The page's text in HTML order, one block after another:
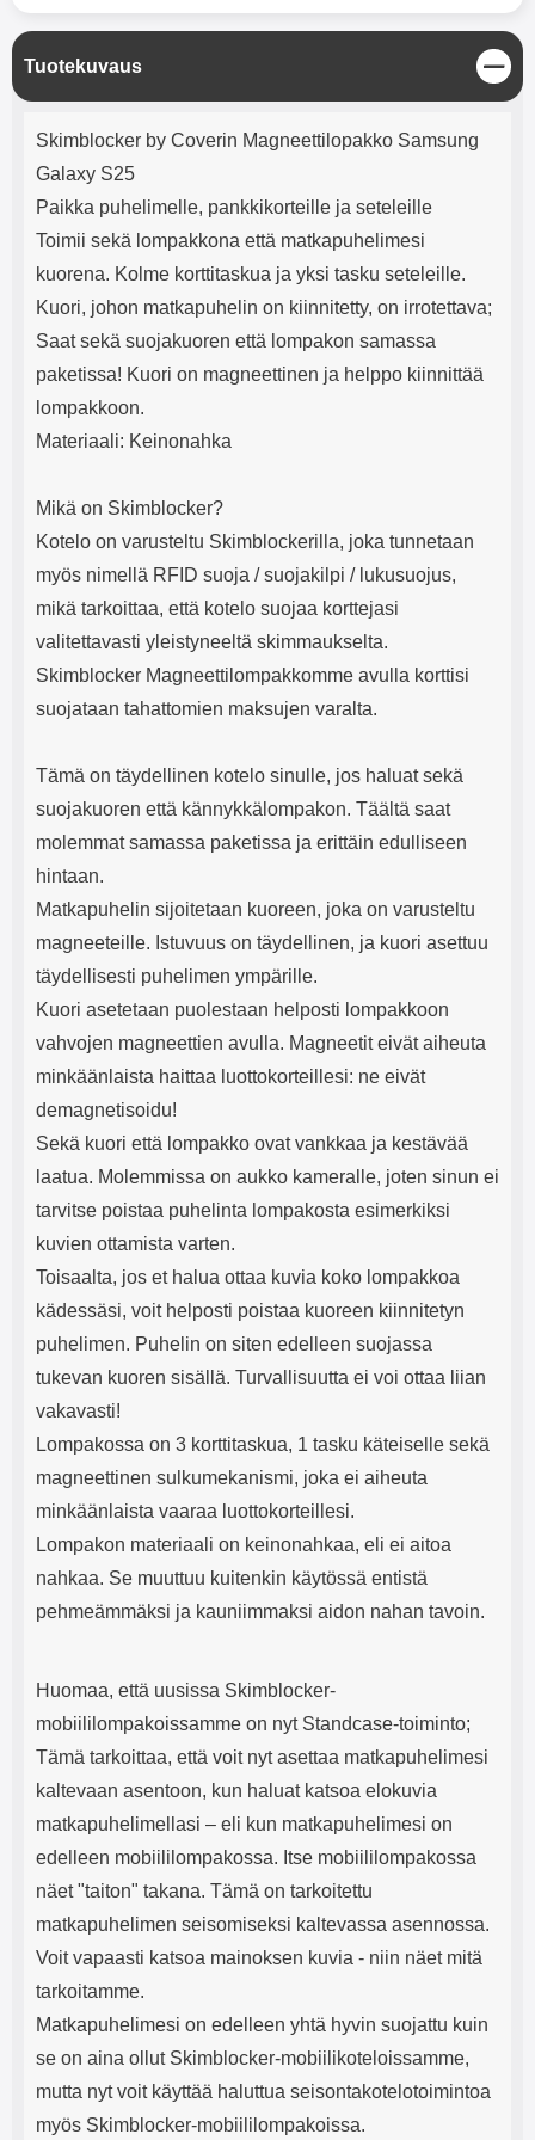
mha Kuunteluaika: noin 4 tuntia
Input: AC100-240V 50/60Hz 0.8A
Max Output: USB: DC5V/3.0A
(15W) 9V/2.0A (18W) 12V/1.5
(18W) Type-C: 5V/3A (PD15W)
9V/2.22A (PD20W)
5V/3A Max Maximum output:
Tuotekuvaus
S
u
l
Tuotekuvaus
Skimblocker by Coverin Magneettilopakko Samsung
Galaxy S25
Paikka puhelimelle, pankkikorteille ja seteleille
Toimii sekä lompakkona että matkapuhelimesi
kuorena. Kolme korttitaskua ja yksi tasku seteleille.
Kuori, johon matkapuhelin on kiinnitetty, on irrotettava;
Saat sekä suojakuoren että lompakon samassa
paketissa! Kuori on magneettinen ja helppo kiinnittää
lompakkoon.
Materiaali: Keinonahka
Mikä on Skimblocker?
Kotelo on varusteltu Skimblockerilla, joka tunnetaan
myös nimellä RFID suoja / suojakilpi / lukusuojus,
mikä tarkoittaa, että kotelo suojaa korttejasi
valitettavasti yleistyneeltä skimmaukselta.
Skimblocker Magneettilompakkomme avulla korttisi
suojataan tahattomien maksujen varalta.
Tämä on täydellinen kotelo sinulle, jos haluat sekä
suojakuoren että kännykkälompakon. Täältä saat
molemmat samassa paketissa ja erittäin edulliseen
hintaan.
Matkapuhelin sijoitetaan kuoreen, joka on varusteltu
magneeteille. Istuvuus on täydellinen, ja kuori asettuu
täydellisesti puhelimen ympärille.
Kuori asetetaan puolestaan helposti lompakkoon
vahvojen magneettien avulla. Magneetit eivät aiheuta
minkäänlaista haittaa luottokorteillesi: ne eivät
demagnetisoidu!
Sekä kuori että lompakko ovat vankkaa ja kestävää
laatua. Molemmissa on aukko kameralle, joten sinun ei
tarvitse poistaa puhelinta lompakosta esimerkiksi
kuvien ottamista varten.
Toisaalta, jos et halua ottaa kuvia koko lompakkoa
kädessäsi, voit helposti poistaa kuoreen kiinnitetyn
puhelimen. Puhelin on siten edelleen suojassa
tukevan kuoren sisällä. Turvallisuutta ei voi ottaa liian
vakavasti!
Lompakossa on 3 korttitaskua, 1 tasku käteiselle sekä
magneettinen sulkumekanismi, joka ei aiheuta
minkäänlaista vaaraa luottokorteillesi.
Lompakon materiaali on keinonahkaa, eli ei aitoa
nahkaa. Se muuttuu kuitenkin käytössä entistä
pehmeämmäksi ja kauniimmaksi aidon nahan tavoin.
Huomaa, että uusissa Skimblocker-
mobiililompakoissamme on nyt Standcase-toiminto;
Tämä tarkoittaa, että voit nyt asettaa matkapuhelimesi
kaltevaan asentoon, kun haluat katsoa elokuvia
matkapuhelimellasi – eli kun matkapuhelimesi on
edelleen mobiililompakossa. Itse mobiililompakossa
näet "taiton" takana. Tämä on tarkoitettu
matkapuhelimen seisomiseksi kaltevassa asennossa.
Voit vapaasti katsoa mainoksen kuvia - niin näet mitä
tarkoitamme.
Matkapuhelimesi on edelleen yhtä hyvin suojattu kuin
se on aina ollut Skimblocker-mobiilikoteloissamme,
mutta nyt voit käyttää haluttua seisontakotelotoimintoa
myös Skimblocker-mobiililompakoissa.